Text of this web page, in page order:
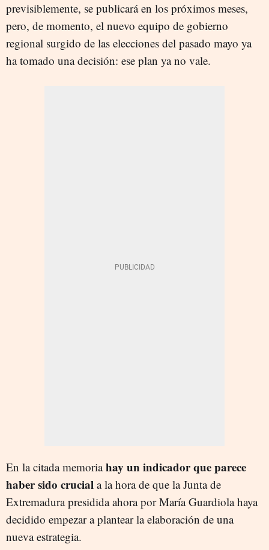
previsiblemente, se publicará en los próximos meses,
pero, de momento, el nuevo equipo de gobierno
regional surgido de las elecciones del pasado mayo ya
ha tomado una decisión: ese plan ya no vale.
En la citada memoriahay un indicador que parece
haber sido crucial a la hora de que la Junta de
Extremadura presidida ahora por María Guardiola haya
decidido empezar a plantear la elaboración de una
nueva estrategia.